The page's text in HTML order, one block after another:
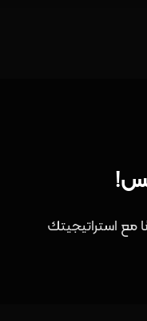
مع استراتيجيتك